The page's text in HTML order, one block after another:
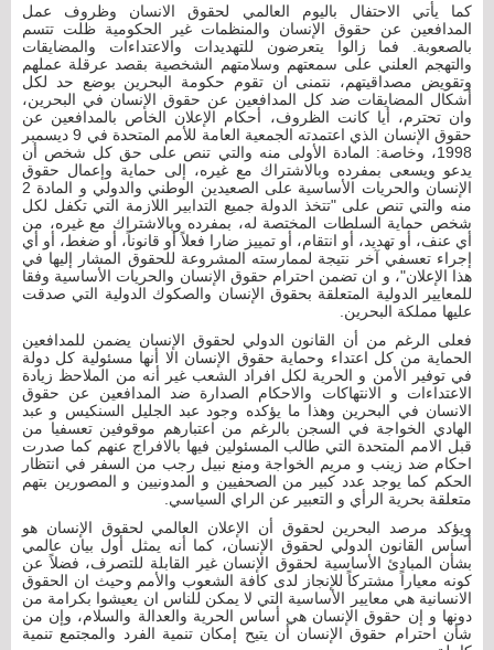
كما يأتي الاحتفال باليوم العالمي لحقوق الانسان وظروف عمل
المدافعين عن حقوق الإنسان والمنظمات غير الحكومية ظلت تتسم
بالصعوبة. فما زالوا يتعرضون للتهديدات والاعتداءات والمضايقات
والتهجم العلني على سمعتهم وسلامتهم الشخصية بقصد عرقلة عملهم
وتقويض مصداقيتهم، نتمنى ان تقوم حكومة البحرين بوضع حد لكل
أشكال المضايقات ضد كل المدافعين عن حقوق الإنسان في البحرين،
وان تحترم، أيا كانت الظروف، أحكام الإعلان الخاص بالمدافعين عن
حقوق الإنسان الذي اعتمدته الجمعية العامة للأمم المتحدة في 9 ديسمبر
1998، وخاصة: المادة الأولى منه والتي تنص على حق كل شخص أن
يدعو ويسعى بمفرده وبالاشتراك مع غيره، إلى حماية وإعمال حقوق
الإنسان والحريات الأساسية على الصعيدين الوطني والدولي و المادة 2
منه والتي تنص على "تتخذ الدولة جميع التدابير اللازمة التي تكفل لكل
شخص حماية السلطات المختصة له، بمفرده وبالاشتراك مع غيره، من
أي عنف، أو تهديد، أو انتقام، أو تمييز ضارا فعلاً أو قانوناً، أو ضغط، أو أي
إجراء تعسفي آخر نتيجة لممارسته المشروعة للحقوق المشار إليها في
هذا الإعلان"، و ان تضمن احترام حقوق الإنسان والحريات الأساسية وفقا
للمعايير الدولية المتعلقة بحقوق الإنسان والصكوك الدولية التي صدقت
عليها مملكة البحرين.
فعلى الرغم من أن القانون الدولي لحقوق الإنسان يضمن للمدافعين
الحماية من كل اعتداء وحماية حقوق الإنسان الا أنها مسئولية كل دولة
في توفير الأمن و الحرية لكل افراد الشعب غير أنه من الملاحظ زيادة
الاعتداءات و الانتهاكات ‏والاحكام الصدارة ضد المدافعين عن حقوق
الانسان في البحرين وهذا ما يؤكده وجود عبد الجليل السنكيس و عبد
الهادي الخواجة في السجن بالرغم من اعتبارهم موقوفين تعسفيا من
قبل الامم المتحدة التي طالب المسئولين فيها بالافراج عنهم كما صدرت
احكام ضد زينب و مريم الخواجة ومنع نبيل رجب من السفر في انتظار
الحكم كما يوجد عدد كبير من الصحفيين و المدونيين و المصورين بتهم
متعلقة بحرية الرأي و التعبير عن الراي السياسي.
ويؤكد مرصد البحرين لحقوق أن الإعلان العالمي لحقوق الإنسان هو
أساس القانون الدولي لحقوق الإنسان، كما أنه يمثل أول بيان عالمي
بشأن المبادئ الأساسية لحقوق الإنسان غير القابلة للتصرف، فضلاً عن
كونه معياراً مشتركاً للإنجاز لدى كافة الشعوب والأمم وحيث ان الحقوق
الانسانية هي معايير الأساسية التي لا يمكن للناس ان يعيشوا بكرامة من
دونها و إن حقوق الإنسان هي أساس الحرية والعدالة والسلام، وإن من
شأن احترام حقوق الإنسان أن يتيح إمكان تنمية الفرد والمجتمع تنمية